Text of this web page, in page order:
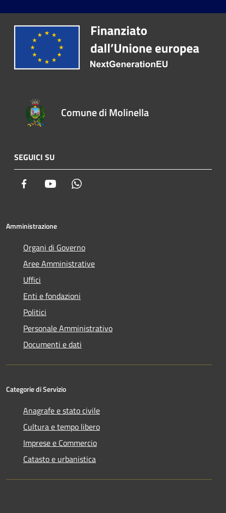
Comune di Molinella
SEGUICI SU
Facebook Youtube
Amministrazione
Organi di Governo
Aree Amministrative
Uffici
Enti e fondazioni
Politici
Personale Amministrativo
Documenti e dati
Categorie di Servizio
Anagrafe e stato civile
Cultura e tempo libero
Imprese e Commercio
Catasto e urbanistica